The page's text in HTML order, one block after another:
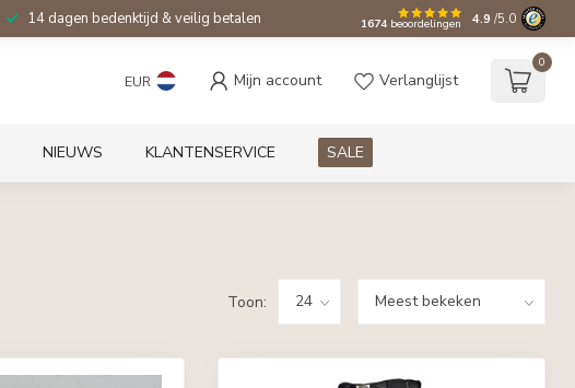
14 dagen bedenktijd & veilig betalen 1674beoordelingen 4.9 /5.0
EUR Mijn account Verlanglijst
0
NIEUWS KLANTENSERVICE SALE
Toon: